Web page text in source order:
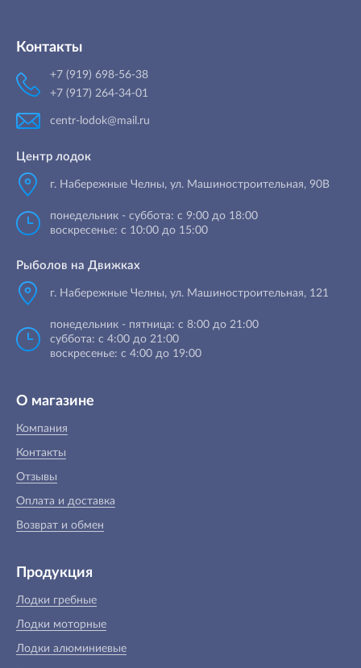
Контакты
+7 (919) 698-56-38
+7 (917) 264-34-01
centr-lodok@mail.ru
Центр лодок
г. Набережные Челны, ул. Машиностроительная, 90B
понедельник - суббота: с 9:00 до 18:00
воскресенье: с 10:00 до 15:00
Рыболов на Движках
г. Набережные Челны, ул. Машиностроительная, 121
понедельник - пятница: с 8:00 до 21:00
суббота: с 4:00 до 21:00
воскресенье: с 4:00 до 19:00
О магазине
Компания
Контакты
Отзывы
Оплата и доставка
Возврат и обмен
Продукция
Лодки гребные
Лодки моторные
Лодки алюминиевые